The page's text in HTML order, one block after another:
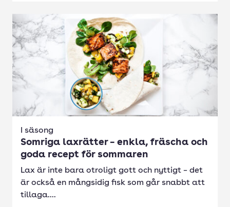
I säsong
Somriga laxrätter – enkla, fräscha och
goda recept för sommaren
Lax är inte bara otroligt gott och nyttigt – det
är också en mångsidig fisk som går snabbt att
tillaga....